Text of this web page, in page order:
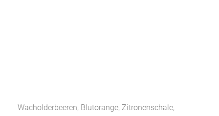
Wacholderbeeren, Blutorange, Zitronenschale,